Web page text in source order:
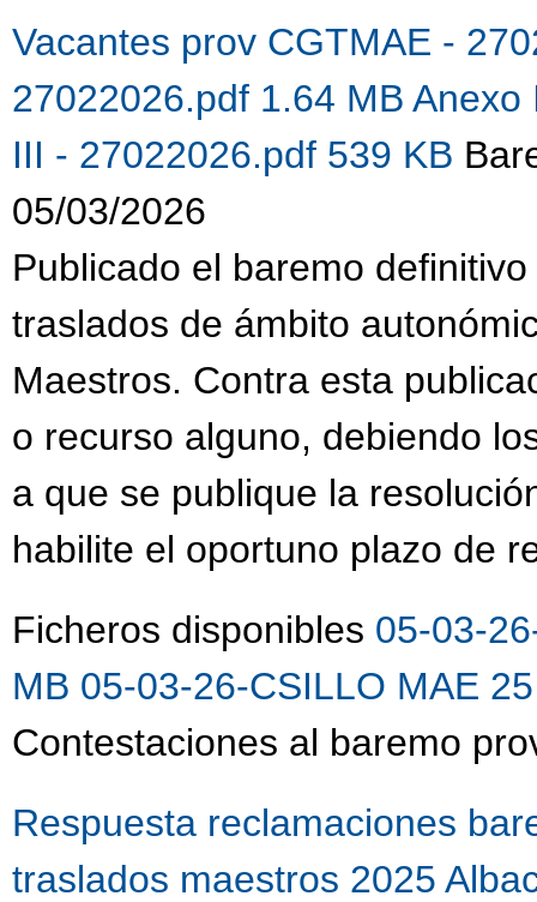
Vacantes prov CGTMAE -
27022026.pdf 1.64 MB Anexo
III - 27022026.pdf 539 KB
05/03/2026
Publicado el baremo
traslados de ámbito
Maestros. Contra esta
o recurso alguno, debiendo
a que se publique la
habilite el oportuno plazo de
Ficheros disponibles 05-03-
MB 05-03-26-CSILLO MAE
Contestaciones al baremo
Respuesta reclamaciones
traslados maestros 2025